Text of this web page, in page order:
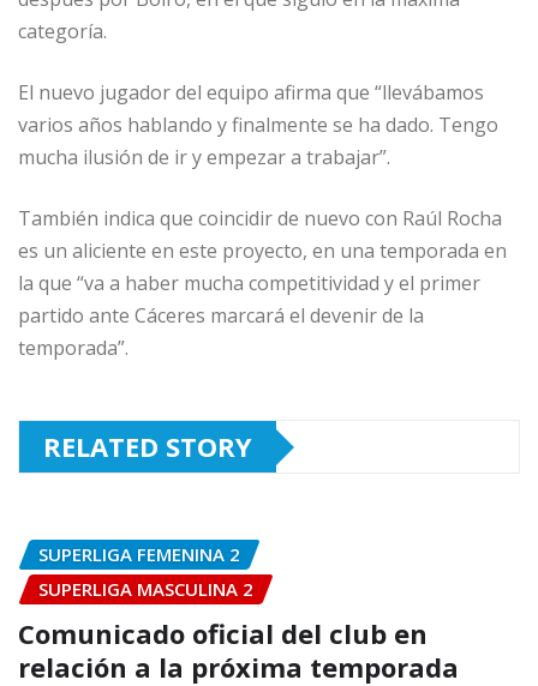
categoría.
El nuevo jugador del equipo afirma que “llevábamos
varios años hablando y finalmente se ha dado. Tengo
mucha ilusión de ir y empezar a trabajar”.
También indica que coincidir de nuevo con Raúl Rocha
es un aliciente en este proyecto, en una temporada en
la que “va a haber mucha competitividad y el primer
partido ante Cáceres marcará el devenir de la
temporada”.
RELATED STORY
SUPERLIGA FEMENINA 2
SUPERLIGA MASCULINA 2
Comunicado oficial del club en
relación a la próxima temporada